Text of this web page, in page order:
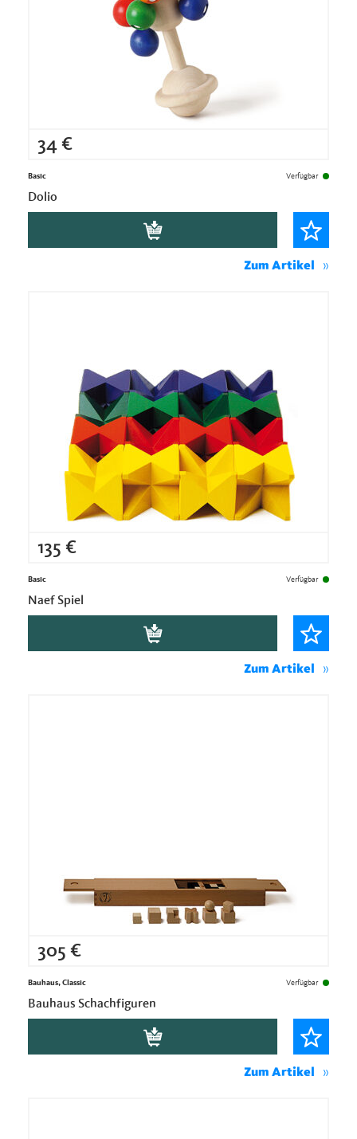
34 €
Basic Verfügbar
Dolio
Zum Artikel
135 €
Basic Verfügbar
Naef Spiel
Zum Artikel
305 €
Bauhaus, Classic Verfügbar
Bauhaus Schachfiguren
Zum Artikel